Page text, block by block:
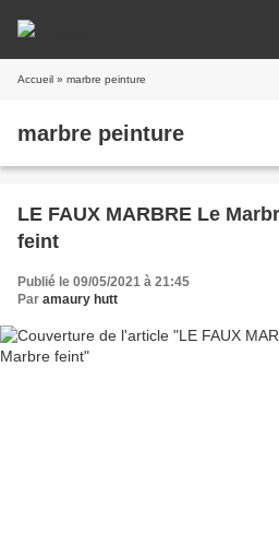
Accueil » marbre peinture
marbre peinture
LE FAUX MARBRE Le
feint
Publié le 09/05/2021 à 21:45
Par amaury hutt